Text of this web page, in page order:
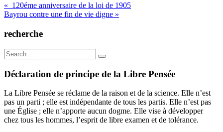
Navigation
de
l’article
« 120éme anniversaire de la loi de 1905
Bayrou contre une fin de vie digne »
recherche
Search
for:
Déclaration de principe de la Libre Pensée
La Libre Pensée se réclame de la raison et de la science. Elle n’est
pas un parti ; elle est indépendante de tous les partis. Elle n’est pas
une Église ; elle n’apporte aucun dogme. Elle vise à développer
chez tous les hommes, l’esprit de libre examen et de tolérance.